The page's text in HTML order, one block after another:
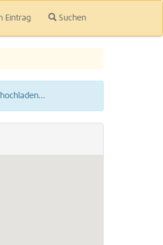
Eintrag Suchen